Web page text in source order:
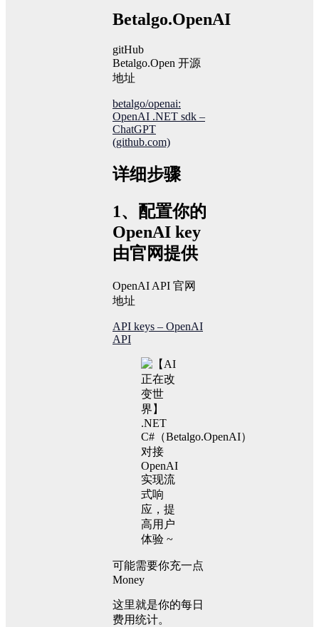
Betalgo.OpenAI
gitHub
Betalgo.Open 开源
地址
betalgo/openai:
OpenAI .NET sdk –
ChatGPT
(github.com)
详细步骤
1、配置你的
OpenAI key
由官网提供
OpenAI API 官网
地址
API keys – OpenAI
API
可能需要你充一点
Money
这里就是你的每日
费用统计。